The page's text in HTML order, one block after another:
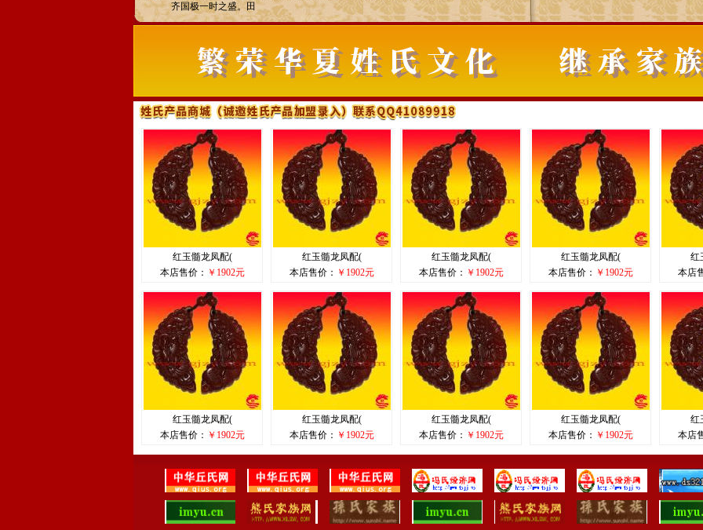
齐国极一时之盛。田
红玉髓龙凤配(
本店售价： ￥1902元
红玉髓龙凤配(
本店售价： ￥1902元
红玉髓龙凤配(
本店售价： ￥1902元
红玉髓龙凤配(
本店售价： ￥1902元
红
本店
红玉髓龙凤配(
本店售价： ￥1902元
红玉髓龙凤配(
本店售价： ￥1902元
红玉髓龙凤配(
本店售价： ￥1902元
红玉髓龙凤配(
本店售价： ￥1902元
红
本店